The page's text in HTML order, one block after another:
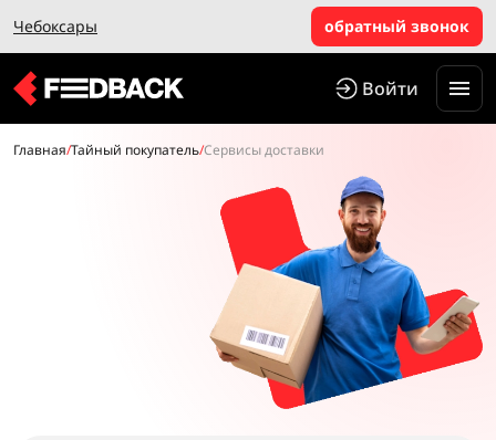
Чебоксары обратный звонок
Войти
Главная/Тайный покупатель/Сервисы доставки